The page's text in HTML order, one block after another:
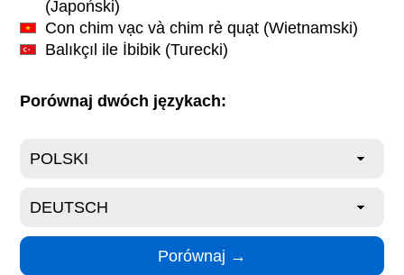
(Japoński)
Con chim vạc và chim rẻ quạt (Wietnamski)
Balıkçıl ile İbibik (Turecki)
Porównaj dwóch językach: